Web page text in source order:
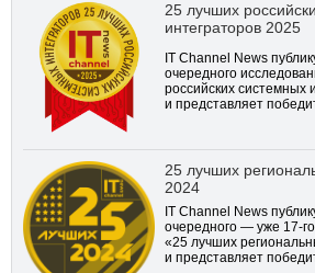
25 лучших
интеграторов 2025
IT Channel News
очередного
российских системных
и представляет
25 лучших
2024
IT Channel News
очередного — уже 17-
«25 лучших
и представляет